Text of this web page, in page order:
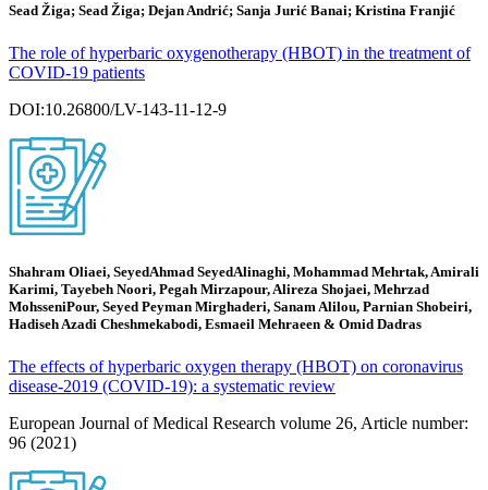
Sead Žiga; Sead Žiga; Dejan Andrić; Sanja Jurić Banai; Kristina Franjić
The role of hyperbaric oxygenotherapy (HBOT) in the treatment of
COVID-19 patients
DOI:10.26800/LV-143-11-12-9
Shahram Oliaei, SeyedAhmad SeyedAlinaghi, Mohammad Mehrtak, Amirali
Karimi, Tayebeh Noori, Pegah Mirzapour, Alireza Shojaei, Mehrzad
MohsseniPour, Seyed Peyman Mirghaderi, Sanam Alilou, Parnian Shobeiri,
Hadiseh Azadi Cheshmekabodi, Esmaeil Mehraeen & Omid Dadras
The effects of hyperbaric oxygen therapy (HBOT) on coronavirus
disease-2019 (COVID-19): a systematic review
European Journal of Medical Research volume 26, Article number:
96 (2021)